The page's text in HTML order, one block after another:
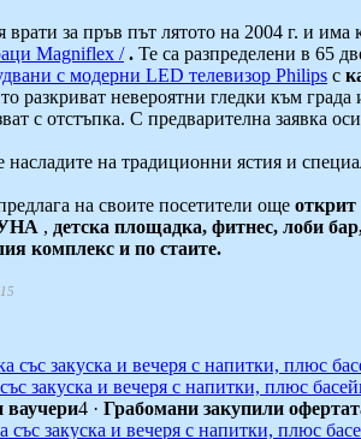
врати за пръв път лятото на 2004 г. и
Magniflex / . Те са разпределени в 65
с модерни LED телевизор Philips с
разкриват невероятни гледки към
с отстъпка. С предварителна заявка
насладите на традиционни ястия и
на своите посетители още
, детска площадка, фитнес, лоби
комплекс и по стаите.
закуска и вечеря с напитки, плюс
ваучери4 · Грабомани закупили